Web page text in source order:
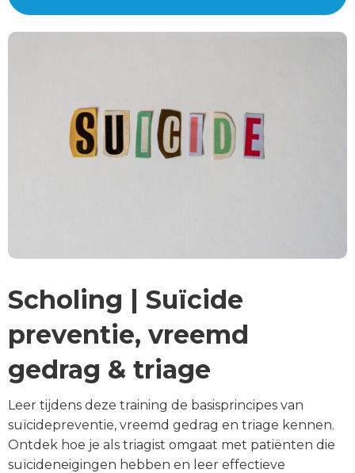
Scholing | Suïcide
preventie, vreemd
gedrag & triage
Leer tijdens deze training de basisprincipes van
suïcidepreventie, vreemd gedrag en triage kennen.
Ontdek hoe je als triagist omgaat met patiënten die
suïcideneigingen hebben en leer effectieve